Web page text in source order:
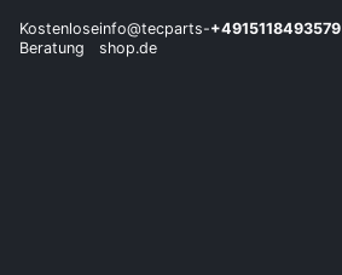
Kostenlose
Beratung
info@tecparts-
shop.de
+4915118493579